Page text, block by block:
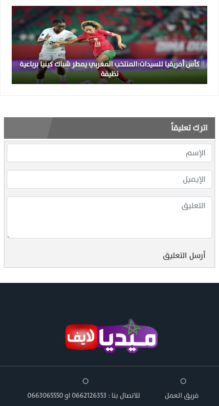
كأس أفريقيا للسيدات:المنتخب المغربي يمطر شباك كينيا برباعية
نظيفة
اترك تعليقاً
أرسل التعليق
فريق العمل للاتصال بنا : 0662126353 او 0663065550